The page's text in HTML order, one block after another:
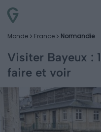
Monde France Normandie
Visiter Bayeux :
faire et voir